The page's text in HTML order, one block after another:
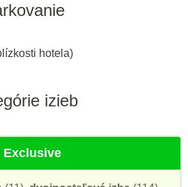
hotela)
izieb
Exclusive